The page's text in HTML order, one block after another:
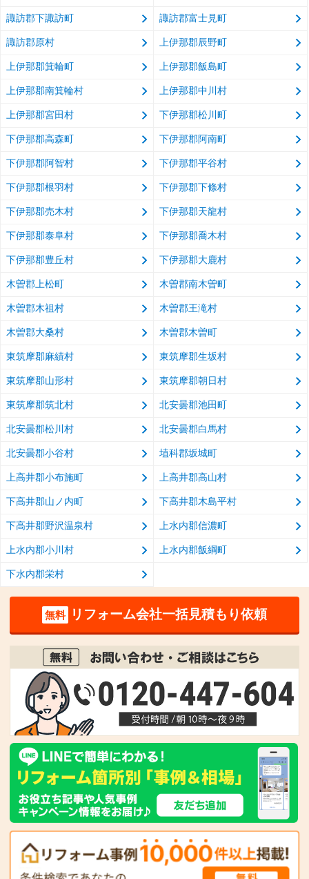
諏訪郡下諏訪町 諏訪郡富士見町
諏訪郡原村 上伊那郡辰野町
上伊那郡箕輪町 上伊那郡飯島町
上伊那郡南箕輪村 上伊那郡中川村
上伊那郡宮田村 下伊那郡松川町
下伊那郡高森町 下伊那郡阿南町
下伊那郡阿智村 下伊那郡平谷村
下伊那郡根羽村 下伊那郡下條村
下伊那郡売木村 下伊那郡天龍村
下伊那郡泰阜村 下伊那郡喬木村
下伊那郡豊丘村 下伊那郡大鹿村
木曽郡上松町 木曽郡南木曽町
木曽郡木祖村 木曽郡王滝村
木曽郡大桑村 木曽郡木曽町
東筑摩郡麻績村 東筑摩郡生坂村
東筑摩郡山形村 東筑摩郡朝日村
東筑摩郡筑北村 北安曇郡池田町
北安曇郡松川村 北安曇郡白馬村
北安曇郡小谷村 埴科郡坂城町
上高井郡小布施町 上高井郡高山村
下高井郡山ノ内町 下高井郡木島平村
下高井郡野沢温泉村 上水内郡信濃町
上水内郡小川村 上水内郡飯綱町
下水内郡栄村
無料 リフォーム会社一括見積もり依頼